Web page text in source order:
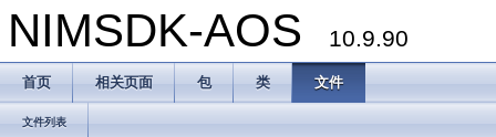
NIMSDK-AOS 10.9.90
首页 相关页面 包 类 文件
文件列表